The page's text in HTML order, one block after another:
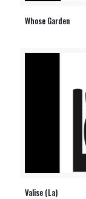
Whose Garden
Valise (La)